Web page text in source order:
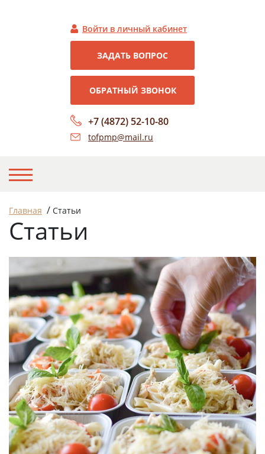
+7 (4872) 52-10-80
tofpmp@mail.ru
Войти в личный кабинет
ЗАДАТЬ ВОПРОС
ОБРАТНЫЙ ЗВОНОК
О НАС
СТАТЬИ
КАЛЬКУЛЯТОР
ДОКУМЕНТЫ
КОНТАКТЫ
Главная / Статьи
Статьи